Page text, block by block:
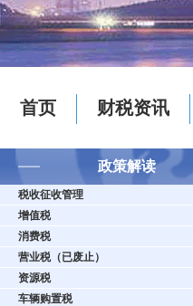
首页 财税资讯
政策解读
税收征收管理
增值税
消费税
营业税（已废止）
资源税
车辆购置税